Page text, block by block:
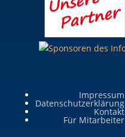
Impressum
Datenschutzerklärung
Kontakt
Für Mitarbeiter